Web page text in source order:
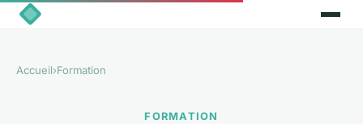
Accueil›Formation
FORMATION